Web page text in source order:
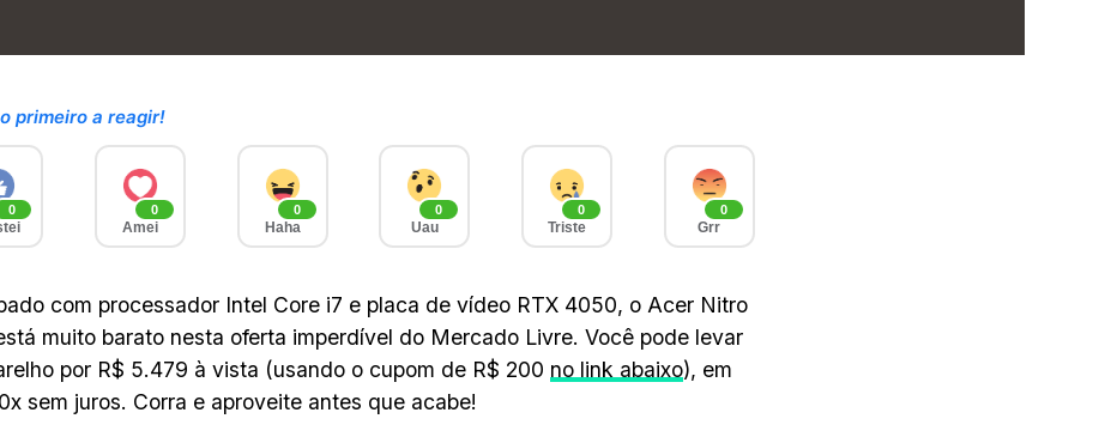
primeiro a reagir!
0 0
Amei
0
Haha
0
Uau
0
Triste
0
Grr
com processador Intel Core i7 e placa de vídeo RTX 4050, o Acer Nitro
muito barato nesta oferta imperdível do Mercado Livre. Você pode levar
por R$ 5.479 à vista (usando o cupom de R$ 200 no link abaixo), em
sem juros. Corra e aproveite antes que acabe!